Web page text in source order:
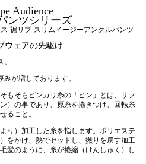
Audience
ンツシリーズ
リブ スリムイージーアンクルパンツ
ウェアの先駆け
が増しております。
もそもピンカリ糸の「ピン」とは、サフ
）の事であり、原糸を捲きつけ、回転糸
ること。
り）加工した糸を指します。ポリエステ
をかけ、熱でセットし、撚りを戻す加工
髪のように、糸が捲縮（けんしゅく）し